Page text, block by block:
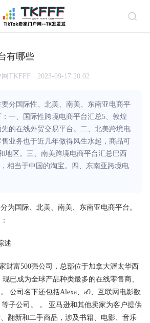
有哪些
TKFFF · 2023-09-17 20:02
分国际性、北美、南美、东南亚电商平
一、国际性跨境电商平台汇总5、敦煌
的在线外贸交易平台。二、北美跨境电
业务也于近几年做得风生水起，商品可
地区。三、南美跨境电商平台汇总巴西
相当于中国的淘宝。四、东南亚跨境电
为国际、北美、南美、东南亚电商平台。
述
财富500强公司，总部位于加拿大渥太华西
已成为全球产品种类最多的在线零售商、
公司名下还包括Alexa、a9、互联网电影数
子公司。 。 亚马逊和其他卖家为客户提供
翻新和二手商品，涉及书籍、电影、音乐